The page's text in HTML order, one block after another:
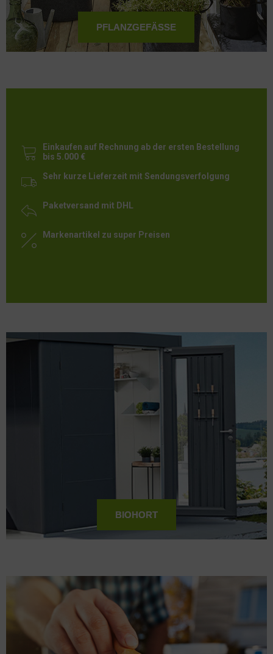
PFLANZGEFÄSSE
Einkaufen auf Rechnung ab der ersten Bestellung
bis 5.000 €
Sehr kurze Lieferzeit mit Sendungsverfolgung
Paketversand mit DHL
Markenartikel zu super Preisen
BIOHORT